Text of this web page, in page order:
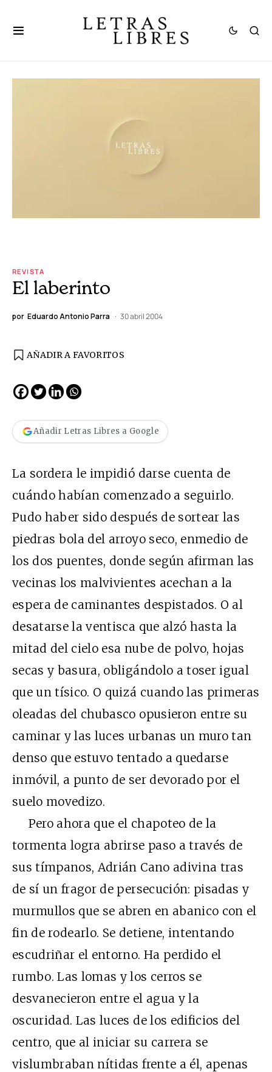
REVISTA
El laberinto
por Eduardo Antonio Parra 30 abril 2004
AÑADIR A FAVORITOS
Añadir Letras Libres a Google
La sordera le impidió darse cuenta de
cuándo habían comenzado a seguirlo.
Pudo haber sido después de sortear las
piedras bola del arroyo seco, enmedio de
los dos puentes, donde según afirman las
vecinas los malvivientes acechan a la
espera de caminantes despistados. O al
desatarse la ventisca que alzó hasta la
mitad del cielo esa nube de polvo, hojas
secas y basura, obligándolo a toser igual
que un tísico. O quizá cuando las primeras
oleadas del chubasco opusieron entre su
caminar y las luces urbanas un muro tan
denso que estuvo tentado a quedarse
inmóvil, a punto de ser devorado por el
suelo movedizo.
Pero ahora que el chapoteo de la
tormenta logra abrirse paso a través de
sus tímpanos, Adrián Cano adivina tras
de sí un fragor de persecución: pisadas y
murmullos que se abren en abanico con el
fin de rodearlo. Se detiene, intentando
escudriñar el entorno. Ha perdido el
rumbo. Las lomas y los cerros se
desvanecieron entre el agua y la
oscuridad. Las luces de los edificios del
centro, que al iniciar su carrera se
vislumbraban nítidas frente a él, apenas